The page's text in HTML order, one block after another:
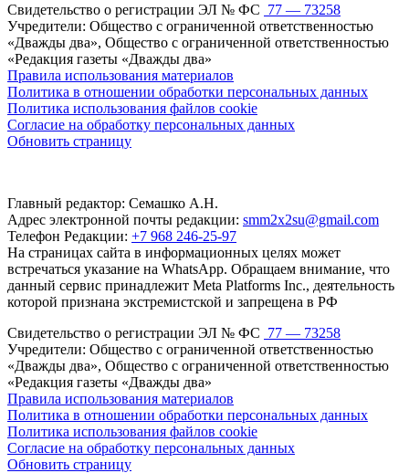
Свидетельство о регистрации ЭЛ № ФС 77 — 73258
Учредители: Общество с ограниченной ответственностью
«Дважды два», Общество с ограниченной ответственностью
«Редакция газеты «Дважды два»
Правила использования материалов
Политика в отношении обработки персональных данных
Политика использования файлов cookie
Согласие на обработку персональных данных
Обновить страницу
Главный редактор: Семашко А.Н.
Адрес электронной почты редакции: smm2x2su@gmail.com
Телефон Редакции: +7 968 246-25-97
На страницах сайта в информационных целях может
встречаться указание на WhatsApp. Обращаем внимание, что
данный сервис принадлежит Meta Platforms Inc., деятельность
которой признана экстремистской и запрещена в РФ
Свидетельство о регистрации ЭЛ № ФС 77 — 73258
Учредители: Общество с ограниченной ответственностью
«Дважды два», Общество с ограниченной ответственностью
«Редакция газеты «Дважды два»
Правила использования материалов
Политика в отношении обработки персональных данных
Политика использования файлов cookie
Согласие на обработку персональных данных
Обновить страницу